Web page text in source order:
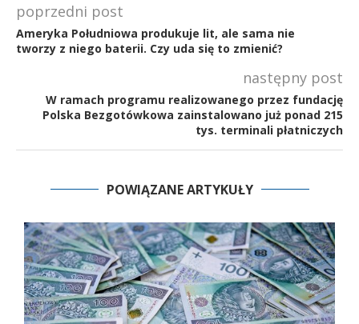
poprzedni post
Ameryka Południowa produkuje lit, ale sama nie
tworzy z niego baterii. Czy uda się to zmienić?
następny post
W ramach programu realizowanego przez fundację
Polska Bezgotówkowa zainstalowano już ponad 215
tys. terminali płatniczych
POWIĄZANE ARTYKUŁY